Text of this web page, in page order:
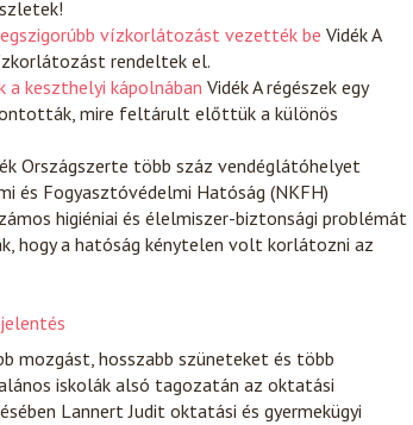
vízkorlátozást vezették be VidékA
rendeltek el.
keszthelyi kápolnában VidékA régészek egy
mire feltárult előttük a különös
Országszerte több száz vendéglátóhelyet
és Fogyasztóvédelmi Hatóság (NKFH)
higiéniai és élelmiszer-biztonsági problémát
hogy a hatóság kénytelen volt korlátozni az
mozgást, hosszabb szüneteket és több
iskolák alsó tagozatán az oktatási
Lannert Judit oktatási és gyermekügyi